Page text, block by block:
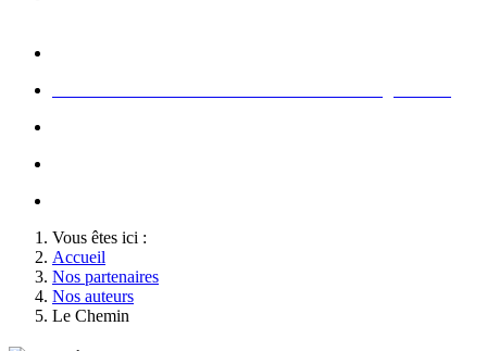
Vous êtes ici :
Accueil
Nos partenaires
Nos auteurs
Le Chemin